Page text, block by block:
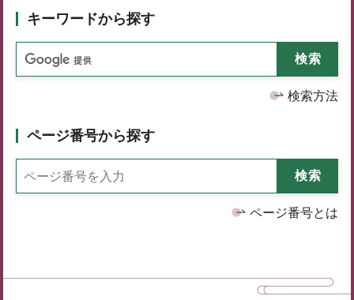
キーワードから探す
検索方法
ページ番号から探す
ページ番号とは